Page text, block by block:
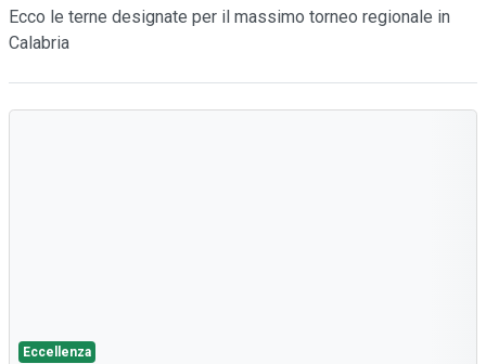
Ecco le terne designate per il massimo torneo regionale in
Calabria
Eccellenza